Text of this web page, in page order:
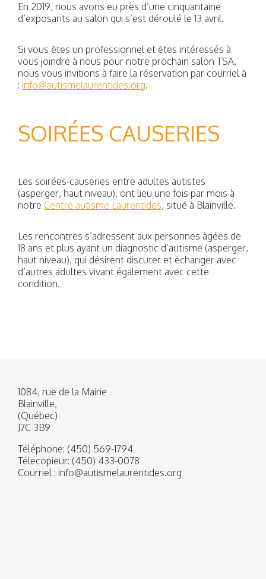
En 2019, nous avons eu près d’une cinquantaine
d’exposants au salon qui s’est déroulé le 13 avril.
Si vous êtes un professionnel et êtes intéressés à
vous joindre à nous pour notre prochain salon TSA,
nous vous invitions à faire la réservation par courriel à
: info@autismelaurentides.org.
SOIRÉES CAUSERIES
Les soirées-causeries entre adultes autistes
(asperger, haut niveau), ont lieu une fois par mois à
notre Centre autisme Laurentides, situé à Blainville.
Les rencontres s’adressent aux personnes âgées de
18 ans et plus ayant un diagnostic d’autisme (asperger,
haut niveau), qui désirent discuter et échanger avec
d’autres adultes vivant également avec cette
condition.
1084, rue de la Mairie
Blainville,
(Québec)
J7C 3B9
Téléphone: (450) 569-1794
Télecopieur: (450) 433-0078
Courriel : info@autismelaurentides.org